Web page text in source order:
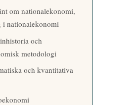
om nationalekonomi,
i nationalekonomi
och
metodologi
och kvantitativa